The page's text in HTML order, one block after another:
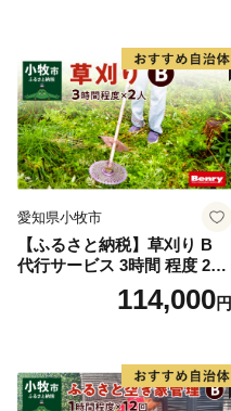
洋型墓石 デザイン墓石 愛知
県 小牧市
愛知県小牧市
【ふるさと納税】草刈り B
代行サービス 3時間 程度 2人
作業 伐採 低草木 剪定 ゴミ拾
い 清掃 雑草 除去 除草 作業
小牧味岡店 愛知県 小牧市
114,000円